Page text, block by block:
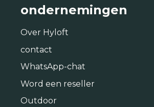
ondernemingen
Over Hyloft
contact
WhatsApp-chat
Word een reseller
Outdoor